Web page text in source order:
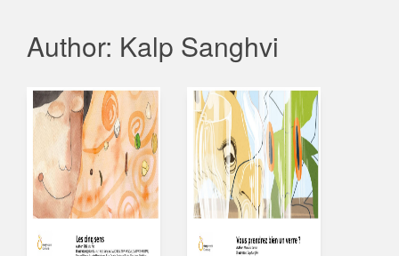
Author: Kalp Sanghvi